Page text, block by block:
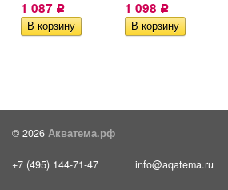
1 087 Р 1 098 Р
© 2026 Акватема.рф
+7 (495) 144-71-47 info@aqatema.ru